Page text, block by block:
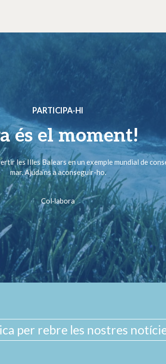
PARTICIPA-HI
és el moment!
les Illes Balears en un exemple mundial de
mar. Ajuda’ns a aconseguir-ho.
Col·labora